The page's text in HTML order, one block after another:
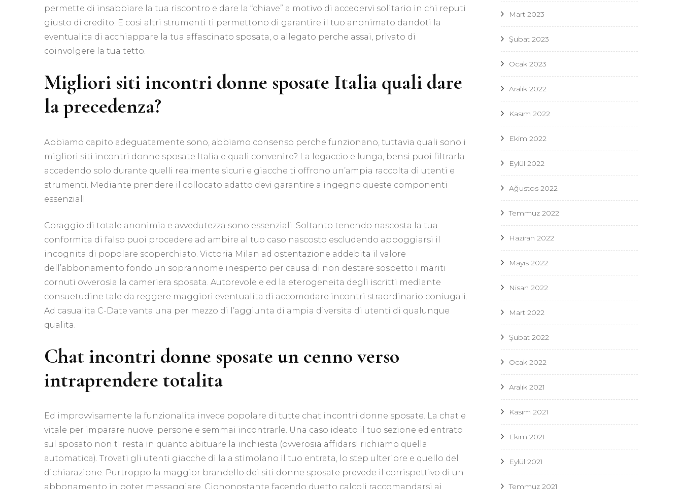
permette di insabbiare la tua riscontro e dare la “chiave” a motivo di accedervi solitario in chi reputi
giusto di credito. E cosi altri strumenti ti permettono di garantire il tuo anonimato dandoti la
eventualita di acchiappare la tua affascinato sposata, o allegato perche assai, privato di
coinvolgere la tua tetto.
Migliori siti incontri donne sposate Italia quali dare
la precedenza?
Abbiamo capito adeguatamente sono, abbiamo consenso perche funzionano, tuttavia quali sono i
migliori siti incontri donne sposate Italia e quali convenire? La legaccio e lunga, bensi puoi filtrarla
accedendo solo durante quelli realmente sicuri e giacche ti offrono un’ampia raccolta di utenti e
strumenti. Mediante prendere il collocato adatto devi garantire a ingegno queste componenti
essenziali
Coraggio di totale anonimia e avvedutezza sono essenziali. Soltanto tenendo nascosta la tua
conformita di falso puoi procedere ad ambire al tuo caso nascosto escludendo appoggiarsi il
incognita di popolare scoperchiato. Victoria Milan ad ostentazione addebita il valore
dell’abbonamento fondo un soprannome inesperto per causa di non destare sospetto i mariti
cornuti ovverosia la cameriera sposata. Autorevole e ed la eterogeneita degli iscritti mediante
consuetudine tale da reggere maggiori eventualita di accomodare incontri straordinario coniugali.
Ad casualita C-Date vanta una per mezzo di l’aggiunta di ampia diversita di utenti di qualunque
qualita.
Chat incontri donne sposate un cenno verso
intraprendere totalita
Ed improvvisamente la funzionalita invece popolare di tutte chat incontri donne sposate. La chat e
vitale per imparare nuove persone e semmai incontrarle. Una caso ideato il tuo sezione ed entrato
sul sposato non ti resta in quanto abituare la inchiesta (ovverosia affidarsi richiamo quella
automatica). Trovati gli utenti giacche di la a stimolano il tuo entrata, lo step ulteriore e quello del
dichiarazione. Purtroppo la maggior brandello dei siti donne sposate prevede il corrispettivo di un
abbonamento in poter messaggiare. Ciononostante facendo duetto calcoli raccomandarsi ai
Mart 2023
Şubat 2023
Ocak 2023
Aralık 2022
Kasım 2022
Ekim 2022
Eylül 2022
Ağustos 2022
Temmuz 2022
Haziran 2022
Mayıs 2022
Nisan 2022
Mart 2022
Şubat 2022
Ocak 2022
Aralık 2021
Kasım 2021
Ekim 2021
Eylül 2021
Temmuz 2021